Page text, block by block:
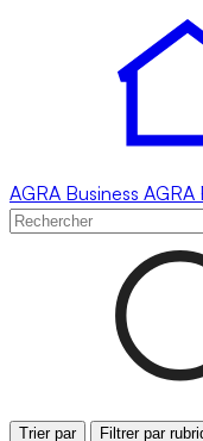
AGRA Business AGRA
Trier par Filtrer par